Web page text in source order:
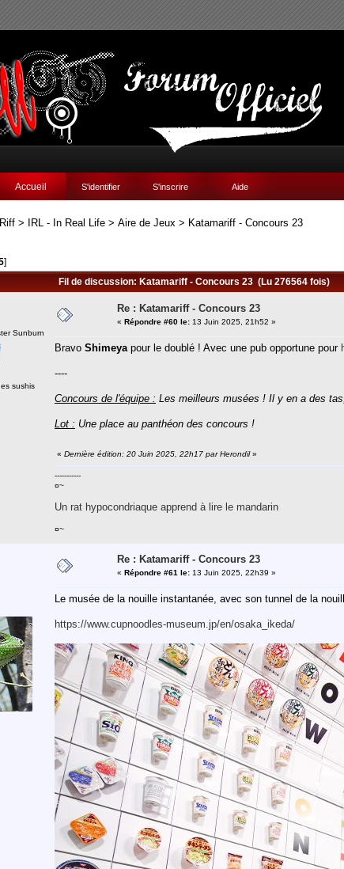
Accueil S'identifier S'inscrire Aide
> IRL - In Real Life > Aire de Jeux > Katamariff - Concours 23
]
Fil de discussion: Katamariff - Concours 23 (Lu 276564 fois)
Sunburn
sushis
Re : Katamariff - Concours 23
« Répondre #60 le: 13 Juin 2025, 21h52 »
Bravo Shimeyapour le doublé ! Avec une pub opportune pour
----
Concours de l'équipe : Les meilleurs musées ! Il y en a des
Lot : Une place au panthéon des concours !
« Dernière édition: 20 Juin 2025, 22h17 par Herondil»
-----------
¤~
Un rat hypocondriaque apprend à lire le mandarin
¤~
Re : Katamariff - Concours 23
« Répondre #61 le: 13 Juin 2025, 22h39 »
Le musée de la nouille instantanée, avec son tunnel de la
https://www.cupnoodles-museum.jp/en/osaka_ikeda/